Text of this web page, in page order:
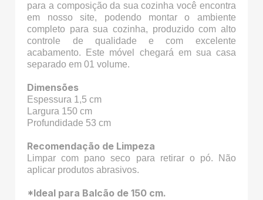
para a composição da sua cozinha você encontra
em nosso site, podendo montar o ambiente
completo para sua cozinha, produzido com alto
controle de qualidade e com excelente
acabamento. Este móvel chegará em sua casa
separado em 01 volume.
Dimensões
Espessura 1,5 cm
Largura 150 cm
Profundidade 53 cm
Recomendação de Limpeza
Limpar com pano seco para retirar o pó. Não
aplicar produtos abrasivos.
*Ideal para Balcão de 150 cm.